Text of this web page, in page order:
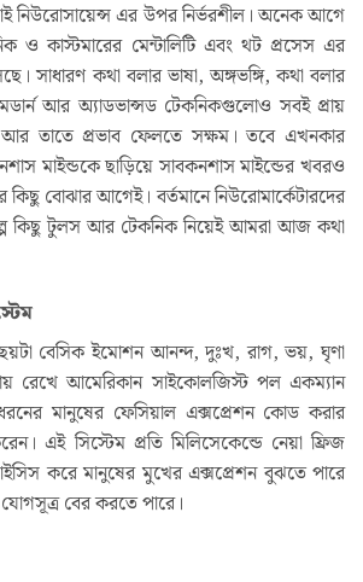
নিউরোসায়েন্স এর উপর নির্ভরশীল। অনেক আগে
ও কাস্টমারের মেন্টালিটি এবং থট প্রসেস এর
সাধারণ কথা বলার ভাষা, অঙ্গভঙ্গি, কথা বলার
আর অ্যাডভান্সড টেকনিকগুলোও সবই প্রায়
তাতে প্রভাব ফেলতে সক্ষম। তবে এখনকার
মাইন্ডকে ছাড়িয়ে সাবকনশাস মাইন্ডের খবরও
কিছু বোঝার আগেই। বর্তমানে নিউরোমার্কেটারদের
কিছু টুলস আর টেকনিক নিয়েই আমরা আজ কথা
বেসিক ইমোশন আনন্দ, দুঃখ, রাগ, ভয়, ঘৃণা
রেখে আমেরিকান সাইকোলজিস্ট পল একম্যান
মানুষের ফেসিয়াল এক্সপ্রেশন কোড করার
এই সিস্টেম প্রতি মিলিসেকেন্ডে নেয়া ফ্রিজ
করে মানুষের মুখের এক্সপ্রেশন বুঝতে পারে
বের করতে পারে।